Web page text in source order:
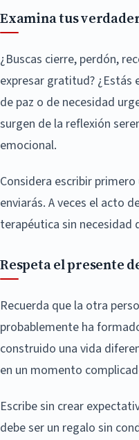
Examina tus
¿Buscas cierre, perdón,
expresar gratitud? ¿Estás
de paz o de necesidad
surgen de la reflexión
emocional.
Considera escribir
enviarás. A veces el acto
terapéutica sin necesidad
Respeta el presente
Recuerda que la otra
probablemente ha
construido una vida
en un momento
Escribe sin crear
debe ser un regalo sin